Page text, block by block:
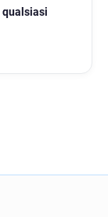
qualsiasi